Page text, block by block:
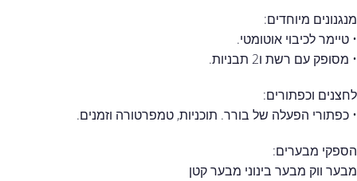
מנגנונים מיוחדים:
• טיימר לכיבוי אוטומטי.
• מסופק עם רשת ו2 תבניות.
לחצנים וכפתורים:
• כפתורי הפעלה של בורר. תוכניות, טמפרטורה וזמנים.
הספקי מבערים:
מבער ווק מבער בינוני מבער קטן